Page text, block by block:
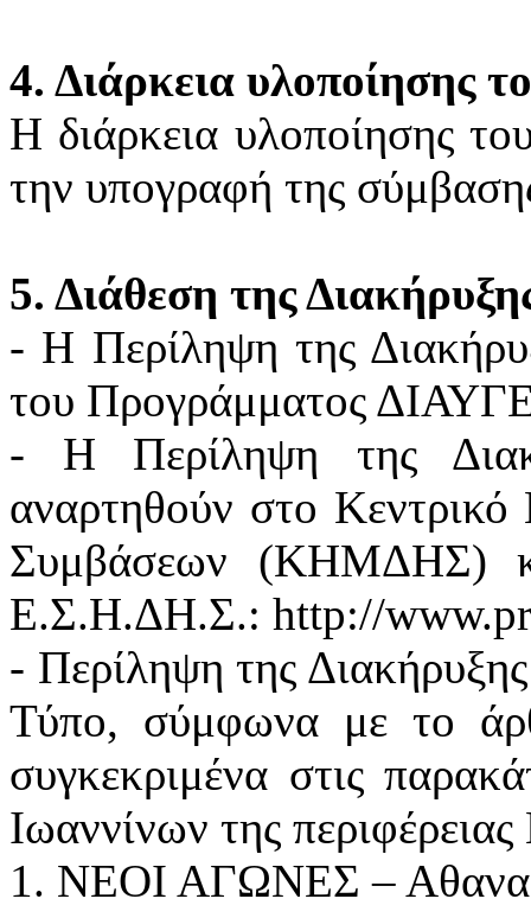
4. Διάρκεια υλοποίησης
Η διάρκεια υλοποίησης
την υπογραφή της
5. Διάθεση της
- Η Περίληψη της
του Προγράμματος
- Η Περίληψη της
αναρτηθούν στο
Συμβάσεων (ΚΗΜΔΗΣ)
Ε.Σ.Η.ΔΗ.Σ.: http://
- Περίληψη της
Τύπο, σύμφωνα με το
συγκεκριμένα στις
Ιωαννίνων της
1. ΝΕΟΙ ΑΓΩΝΕΣ –